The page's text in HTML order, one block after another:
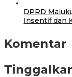
DPRD
Insentif dan
Komentar